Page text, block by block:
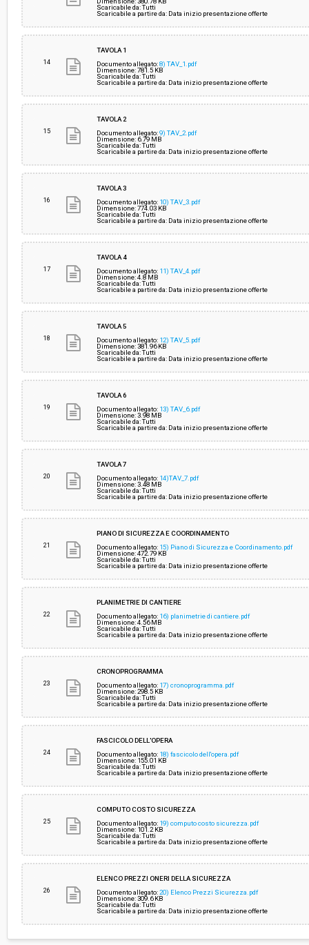
Scaricabile da: Tutti
Scaricabile a partire da: Data inizio presentazione offerte
14
TAVOLA 1
Documento allegato:8) TAV_1.pdf
Dimensione: 781.5 KB
Scaricabile da: Tutti
Scaricabile a partire da: Data inizio presentazione offerte
15
TAVOLA 2
Documento allegato:9) TAV_2.pdf
Dimensione: 6.79 MB
Scaricabile da: Tutti
Scaricabile a partire da: Data inizio presentazione offerte
16
TAVOLA 3
Documento allegato: 10) TAV_3.pdf
Dimensione: 774.03 KB
Scaricabile da: Tutti
Scaricabile a partire da: Data inizio presentazione offerte
17
TAVOLA 4
Documento allegato: 11) TAV_4.pdf
Dimensione: 4.8 MB
Scaricabile da: Tutti
Scaricabile a partire da: Data inizio presentazione offerte
18
TAVOLA 5
Documento allegato: 12) TAV_5.pdf
Dimensione: 381.96 KB
Scaricabile da: Tutti
Scaricabile a partire da: Data inizio presentazione offerte
19
TAVOLA 6
Documento allegato: 13) TAV_6.pdf
Dimensione: 3.98 MB
Scaricabile da: Tutti
Scaricabile a partire da: Data inizio presentazione offerte
20
TAVOLA 7
Documento allegato: 14)TAV_7.pdf
Dimensione: 3.48 MB
Scaricabile da: Tutti
Scaricabile a partire da: Data inizio presentazione offerte
21
PIANO DI SICUREZZA E COORDINAMENTO
Documento allegato: 15) Piano di Sicurezza e Coordinamento.pdf
Dimensione: 472.79 KB
Scaricabile da: Tutti
Scaricabile a partire da: Data inizio presentazione offerte
22
PLANIMETRIE DI CANTIERE
Documento allegato: 16) planimetrie di cantiere.pdf
Dimensione: 4.56 MB
Scaricabile da: Tutti
Scaricabile a partire da: Data inizio presentazione offerte
23
CRONOPROGRAMMA
Documento allegato: 17) cronoprogramma.pdf
Dimensione: 298.5 KB
Scaricabile da: Tutti
Scaricabile a partire da: Data inizio presentazione offerte
24
FASCICOLO DELL'OPERA
Documento allegato: 18) fascicolo dell'opera.pdf
Dimensione: 155.01 KB
Scaricabile da: Tutti
Scaricabile a partire da: Data inizio presentazione offerte
25
COMPUTO COSTO SICUREZZA
Documento allegato: 19) computo costo sicurezza.pdf
Dimensione: 101.2 KB
Scaricabile da: Tutti
Scaricabile a partire da: Data inizio presentazione offerte
26
ELENCO PREZZI ONERI DELLA SICUREZZA
Documento allegato:20) Elenco Prezzi Sicurezza.pdf
Dimensione: 309.6 KB
Scaricabile da: Tutti
Scaricabile a partire da: Data inizio presentazione offerte